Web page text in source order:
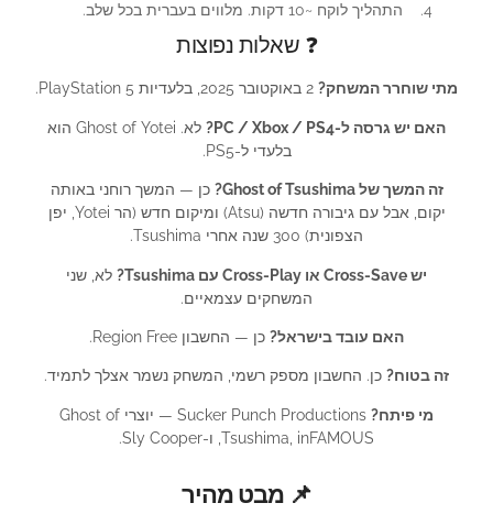
התהליך לוקח ~10 דקות. מלווים בעברית בכל שלב.
❓ שאלות נפוצות
מתי שוחרר המשחק?
האם יש גרסה ל-PC / Xbox / PS4?
לא. Ghost of Yotei הוא
בלעדי ל-PS5.
זה המשך של Ghost of Tsushima?
כן — המשך רוחני באותה
יקום, אבל עם גיבורה חדשה (Atsu) ומיקום חדש (הר Yotei, יפן
הצפונית) 300 שנה אחרי Tsushima.
יש Cross-Save או Cross-Play עם Tsushima?
לא, שני
המשחקים עצמאיים.
האם עובד בישראל? כן — החשבון Region Free.
זה בטוח? כן. החשבון מספק רשמי, המשחק נשמר אצלך לתמיד.
מי פיתח?
Sucker Punch Productions — יוצרי Ghost of
Tsushima, inFAMOUS, ו-Sly Cooper.
📌 מבט מהיר